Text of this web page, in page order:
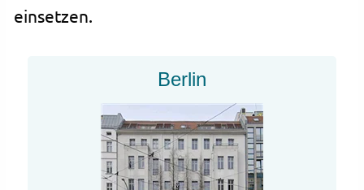
einsetzen.
Berlin